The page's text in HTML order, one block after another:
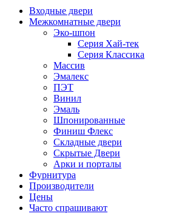
Входные двери
Межкомнатные двери
Эко-шпон
Серия Хай-тек
Серия Классика
Массив
Эмалекс
ПЭТ
Винил
Эмаль
Шпонированные
Финиш Флекс
Складные двери
Скрытые Двери
Арки и порталы
Фурнитура
Производители
Цены
Часто спрашивают